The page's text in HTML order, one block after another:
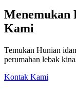
Menemukan
Kami
Temukan Hunian
perumahan lebak
Kontak Kami